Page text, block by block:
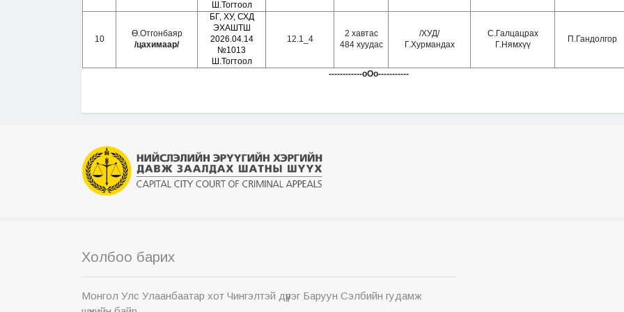
Ш.Тогтоол
10
Ө.Отгонбаяр
/цахимаар/
БГ, ХУ, СХД
ЭХАШТШ
2026.04.14
№1013
Ш.Тогтоол
12.1 4
2 хавтас
484 хуудас
/ХУД/
Г.Хурмандах
С.Галцацрах
Г.Нямхүү
П.Гандолгор
------------оОо-----------
Холбоо барих
Монгол Улс Улаанбаатар хот Чингэлтэй дүүрэг Баруун Сэлбийн гудамж